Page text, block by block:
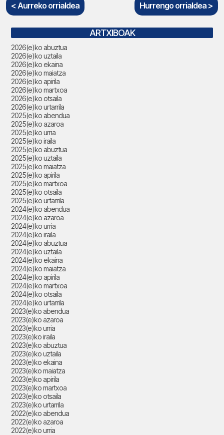
< Aurreko orrialdea Hurrengo orrialdea >
ARTXIBOAK
2026(e)ko abuztua
2026(e)ko uztaila
2026(e)ko ekaina
2026(e)ko maiatza
2026(e)ko apirila
2026(e)ko martxoa
2026(e)ko otsaila
2026(e)ko urtarrila
2025(e)ko abendua
2025(e)ko azaroa
2025(e)ko urria
2025(e)ko iraila
2025(e)ko abuztua
2025(e)ko uztaila
2025(e)ko maiatza
2025(e)ko apirila
2025(e)ko martxoa
2025(e)ko otsaila
2025(e)ko urtarrila
2024(e)ko abendua
2024(e)ko azaroa
2024(e)ko urria
2024(e)ko iraila
2024(e)ko abuztua
2024(e)ko uztaila
2024(e)ko ekaina
2024(e)ko maiatza
2024(e)ko apirila
2024(e)ko martxoa
2024(e)ko otsaila
2024(e)ko urtarrila
2023(e)ko abendua
2023(e)ko azaroa
2023(e)ko urria
2023(e)ko iraila
2023(e)ko abuztua
2023(e)ko uztaila
2023(e)ko ekaina
2023(e)ko maiatza
2023(e)ko apirila
2023(e)ko martxoa
2023(e)ko otsaila
2023(e)ko urtarrila
2022(e)ko abendua
2022(e)ko azaroa
2022(e)ko urria